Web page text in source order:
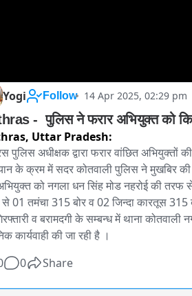
Yogi Follow 14 Apr 2025, 02:29 pm
Uttar Pradesh:
पुलिस अधीक्षक द्वारा फरार वांछित अभियुक्तों
के क्रम में सदर कोतवाली पुलिस ने मुखबिर की
को नगला धन सिंह मोड नहरोई की तरफ
01 तमंचा 315 बोर व 02 जिन्दा कारतूस 315
व बरामदगी के सम्बन्ध में थाना कोतवाली
कार्यवाही की जा रही है ।
0 Share